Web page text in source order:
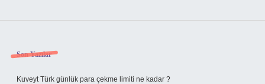
Sidebar
Son Yazılar
Kuveyt Türk günlük para çekme limiti ne kadar ?